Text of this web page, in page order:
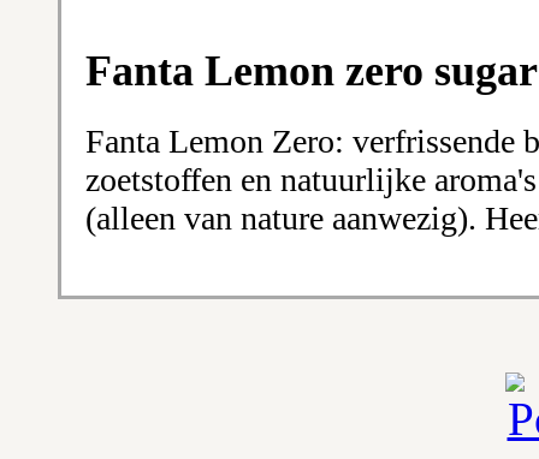
Fanta Lemon zero
Fanta Lemon Zero: verfrissende
zoetstoffen en natuurlijke
(alleen van nature aanwezig).